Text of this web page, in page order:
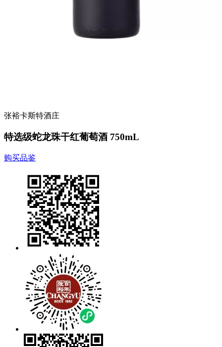
张裕卡斯特酒庄
特选级蛇龙珠干红葡萄酒 750mL
购买品鉴